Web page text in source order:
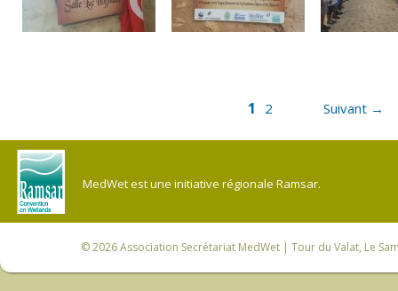
1 2 Suivant →
MedWet est une initiative régionale Ramsar.
© 2026Association Secrétariat MedWet | Tour du Valat, Le